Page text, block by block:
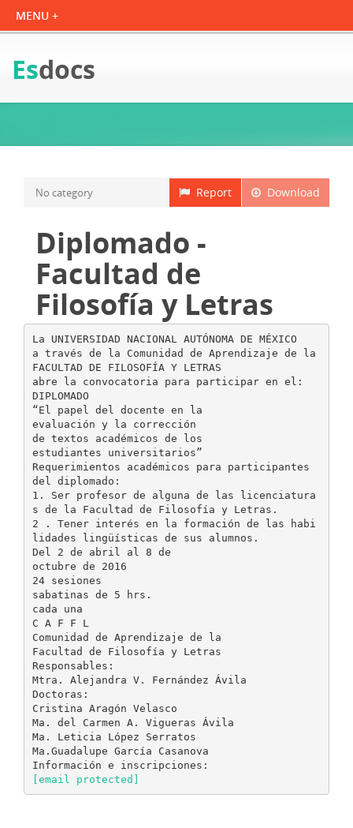
Esdocs
Download
Report
No category
Diplomado -
Facultad de
Filosofía y Letras
La UNIVERSIDAD NACIONAL AUTÓNOMA DE MÉXICO
a través de la Comunidad de Aprendizaje de la
FACULTAD DE FILOSOFÍA Y LETRAS
abre la convocatoria para participar en el:
DIPLOMADO
“El papel del docente en la
evaluación y la corrección
de textos académicos de los
estudiantes universitarios”
Requerimientos académicos para participantes
del diplomado:
1. Ser profesor de alguna de las licenciatura
s de la Facultad de Filosofía y Letras.
2 . Tener interés en la formación de las habi
lidades lingüísticas de sus alumnos.
Del 2 de abril al 8 de
octubre de 2016
24 sesiones
sabatinas de 5 hrs.
cada una
C A F F L
Comunidad de Aprendizaje de la
Facultad de Filosofía y Letras
Responsables:
Mtra. Alejandra V. Fernández Ávila
Doctoras:
Cristina Aragón Velasco
Ma. del Carmen A. Vigueras Ávila
Ma. Leticia López Serratos
Ma.Guadalupe García Casanova
[email protected]